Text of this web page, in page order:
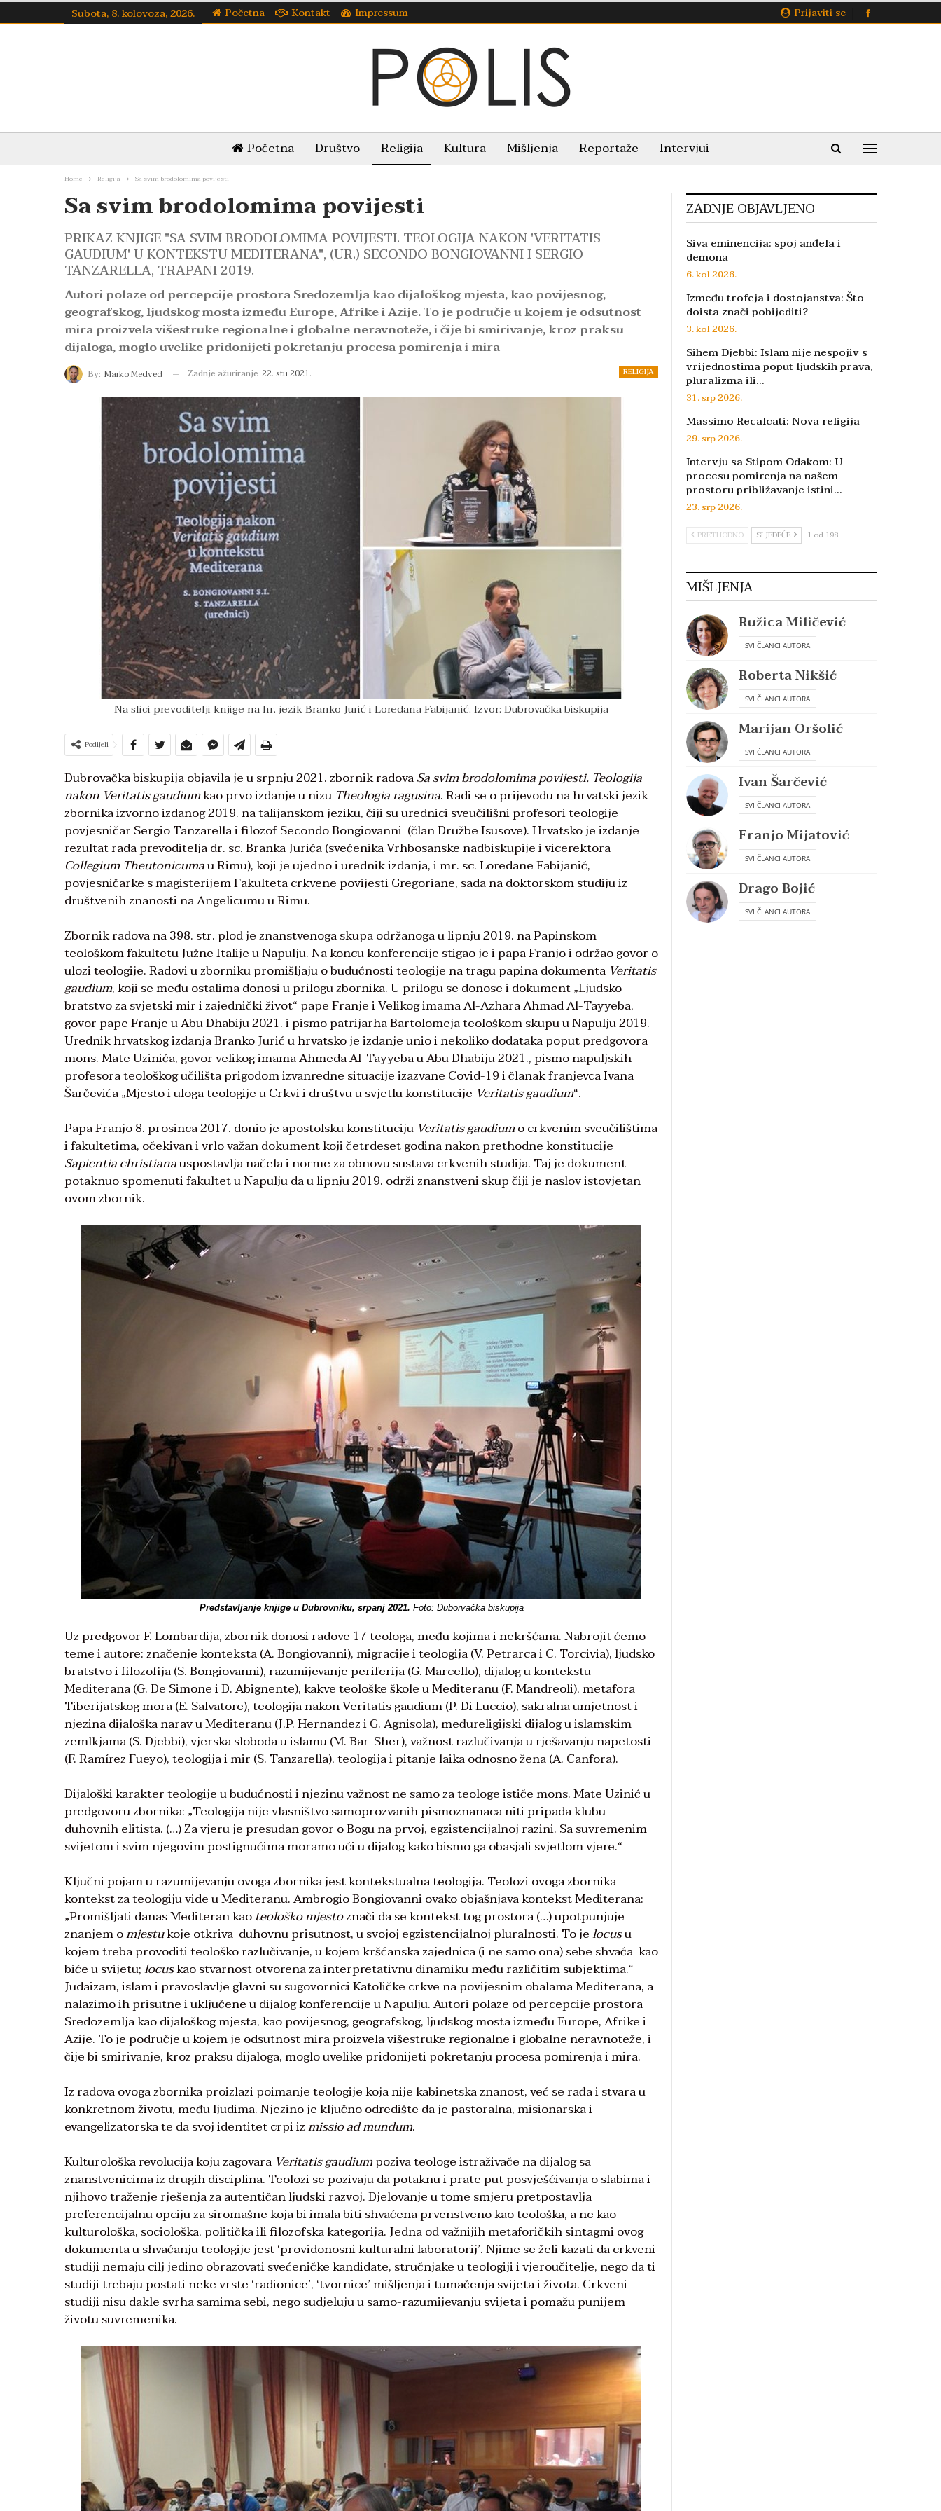
Prijaviti se
Subota, 8. kolovoza, 2026. Početna Kontakt Impressum
Početna Društvo Religija Kultura Mišljenja Reportaže Intervjui
Home Religija Sa svim brodolomima povijesti
Sa svim brodolomima povijesti
PRIKAZ KNJIGE "SA SVIM BRODOLOMIMA POVIJESTI. TEOLOGIJA NAKON 'VERITATIS
GAUDIUM' U KONTEKSTU MEDITERANA", (UR.) SECONDO BONGIOVANNI I SERGIO
TANZARELLA, TRAPANI 2019.
Autori polaze od percepcije prostora Sredozemlja kao dijaloškog mjesta, kao povijesnog,
geografskog, ljudskog mosta između Europe, Afrike i Azije. To je područje u kojem je odsutnost
mira proizvela višestruke regionalne i globalne neravnoteže, i čije bi smirivanje, kroz praksu
dijaloga, moglo uvelike pridonijeti pokretanju procesa pomirenja i mira
RELIGIJA
By: Marko Medved Zadnje ažuriranje 22. stu 2021.
Na slici prevoditelji knjige na hr. jezik Branko Jurić i Loredana Fabijanić. Izvor: Dubrovačka biskupija
Podijeli
Dubrovačka biskupija objavila je u srpnju 2021. zbornik radovaSa svim brodolomima povijesti. Teologija
nakon Veritatis gaudiumkao prvo izdanje u nizu Theologia ragusina. Radi se o prijevodu na hrvatski jezik
zbornika izvorno izdanog 2019. na talijanskom jeziku, čiji su urednici sveučilišni profesori teologije
povjesničar Sergio Tanzarella i filozof Secondo Bongiovanni (član Družbe Isusove). Hrvatsko je izdanje
rezultat rada prevoditelja dr. sc. Branka Jurića (svećenika Vrhbosanske nadbiskupije i vicerektora
Collegium Theutonicumau Rimu), koji je ujedno i urednik izdanja, i mr. sc. Loredane Fabijanić,
povjesničarke s magisterijem Fakulteta crkvene povijesti Gregoriane, sada na doktorskom studiju iz
društvenih znanosti na Angelicumu u Rimu.
Zbornik radova na 398. str. plod je znanstvenoga skupa održanoga u lipnju 2019. na Papinskom
teološkom fakultetu Južne Italije u Napulju. Na koncu konferencije stigao je i papa Franjo i održao govor o
ulozi teologije. Radovi u zborniku promišljaju o budućnosti teologije na tragu papina dokumenta Veritatis
gaudium, koji se među ostalima donosi u prilogu zbornika. U prilogu se donose i dokument „Ljudsko
bratstvo za svjetski mir i zajednički život“ pape Franje i Velikog imama Al-Azhara Ahmad Al-Tayyeba,
govor pape Franje u Abu Dhabiju 2021. i pismo patrijarha Bartolomeja teološkom skupu u Napulju 2019.
Urednik hrvatskog izdanja Branko Jurić u hrvatsko je izdanje unio i nekoliko dodataka poput predgovora
mons. Mate Uzinića, govor velikog imama Ahmeda Al-Tayyeba u Abu Dhabiju 2021., pismo napuljskih
profesora teološkog učilišta prigodom izvanredne situacije izazvane Covid-19 i članak franjevca Ivana
Šarčevića „Mjesto i uloga teologije u Crkvi i društvu u svjetlu konstitucije Veritatis gaudium“.
Papa Franjo 8. prosinca 2017. donio je apostolsku konstituciju Veritatis gaudiumo crkvenim sveučilištima
i fakultetima, očekivan i vrlo važan dokument koji četrdeset godina nakon prethodne konstitucije
Sapientia christianauspostavlja načela i norme za obnovu sustava crkvenih studija. Taj je dokument
potaknuo spomenuti fakultet u Napulju da u lipnju 2019. održi znanstveni skup čiji je naslov istovjetan
ovom zbornik.
Predstavljanje knjige u Dubrovniku, srpanj 2021. Foto: Duborvačka biskupija
Uz predgovor F. Lombardija, zbornik donosi radove 17 teologa, među kojima i nekršćana. Nabrojit ćemo
teme i autore: značenje konteksta (A. Bongiovanni), migracije i teologija (V. Petrarca i C. Torcivia), ljudsko
bratstvo i filozofija (S. Bongiovanni), razumijevanje periferija (G. Marcello), dijalog u kontekstu
Mediterana (G. De Simone i D. Abignente), kakve teološke škole u Mediteranu (F. Mandreoli), metafora
Tiberijatskog mora (E. Salvatore), teologija nakon Veritatis gaudium (P. Di Luccio), sakralna umjetnost i
njezina dijaloška narav u Mediteranu (J.P. Hernandez i G. Agnisola), međureligijski dijalog u islamskim
zemlkjama (S. Djebbi), vjerska sloboda u islamu (M. Bar-Sher), važnost razlučivanja u rješavanju napetosti
(F. Ramírez Fueyo), teologija i mir (S. Tanzarella), teologija i pitanje laika odnosno žena (A. Canfora).
Dijaloški karakter teologije u budućnosti i njezinu važnost ne samo za teologe ističe mons. Mate Uzinić u
predgovoru zbornika: „Teologija nije vlasništvo samoprozvanih pismoznanaca niti pripada klubu
duhovnih elitista. (…) Za vjeru je presudan govor o Bogu na prvoj, egzistencijalnoj razini. Sa suvremenim
svijetom i svim njegovim postignućima moramo ući u dijalog kako bismo ga obasjali svjetlom vjere.“
Ključni pojam u razumijevanju ovoga zbornika jest kontekstualna teologija. Teolozi ovoga zbornika
kontekst za teologiju vide u Mediteranu. Ambrogio Bongiovanni ovako objašnjava kontekst Mediterana:
„Promišljati danas Mediteran kao teološko mjestoznači da se kontekst tog prostora (…) upotpunjuje
znanjem omjestukoje otkriva duhovnu prisutnost, u svojoj egzistencijalnoj pluralnosti. To jelocusu
kojem treba provoditi teološko razlučivanje, u kojem kršćanska zajednica (i ne samo ona) sebe shvaća kao
biće u svijetu;locuskao stvarnost otvorena za interpretativnu dinamiku među različitim subjektima.“
Judaizam, islam i pravoslavlje glavni su sugovornici Katoličke crkve na povijesnim obalama Mediterana, a
nalazimo ih prisutne i uključene u dijalog konferencije u Napulju. Autori polaze od percepcije prostora
Sredozemlja kao dijaloškog mjesta, kao povijesnog, geografskog, ljudskog mosta između Europe, Afrike i
Azije. To je područje u kojem je odsutnost mira proizvela višestruke regionalne i globalne neravnoteže, i
čije bi smirivanje, kroz praksu dijaloga, moglo uvelike pridonijeti pokretanju procesa pomirenja i mira.
Iz radova ovoga zbornika proizlazi poimanje teologije koja nije kabinetska znanost, već se rađa i stvara u
konkretnom životu, među ljudima. Njezino je ključno odredište da je pastoralna, misionarska i
evangelizatorska te da svoj identitet crpi izmissio ad mundum.
Kulturološka revolucija koju zagovara Veritatis gaudiumpoziva teologe istraživače na dijalog sa
znanstvenicima iz drugih disciplina. Teolozi se pozivaju da potaknu i prate put posvješćivanja o slabima i
njihovo traženje rješenja za autentičan ljudski razvoj. Djelovanje u tome smjeru pretpostavlja
preferencijalnu opciju za siromašne koja bi imala biti shvaćena prvenstveno kao teološka, a ne kao
kulturološka, sociološka, politička ili filozofska kategorija. Jedna od važnijih metaforičkih sintagmi ovog
dokumenta u shvaćanju teologije jest ‘providonosni kulturalni laboratorij’. Njime se želi kazati da crkveni
studiji nemaju cilj jedino obrazovati svećeničke kandidate, stručnjake u teologiji i vjeroučitelje, nego da ti
studiji trebaju postati neke vrste ‘radionice’, ‘tvornice’ mišljenja i tumačenja svijeta i života. Crkveni
studiji nisu dakle svrha samima sebi, nego sudjeluju u samo-razumijevanju svijeta i pomažu punijem
životu suvremenika.
ZADNJE OBJAVLJENO
Siva eminencija: spoj anđela i
demona
6. kol 2026.
Između trofeja i dostojanstva: Što
doista znači pobijediti?
3. kol 2026.
Sihem Djebbi: Islam nije nespojiv s
vrijednostima poput ljudskih prava,
pluralizma ili…
31. srp 2026.
Massimo Recalcati: Nova religija
29. srp 2026.
Intervju sa Stipom Odakom: U
procesu pomirenja na našem
prostoru približavanje istini…
23. srp 2026.
PRETHODNO SLJEDEĆE 1 od 198
MIŠLJENJA
Ružica Miličević
SVI ČLANCI AUTORA
Roberta Nikšić
SVI ČLANCI AUTORA
Marijan Oršolić
SVI ČLANCI AUTORA
Ivan Šarčević
SVI ČLANCI AUTORA
Franjo Mijatović
SVI ČLANCI AUTORA
Drago Bojić
SVI ČLANCI AUTORA